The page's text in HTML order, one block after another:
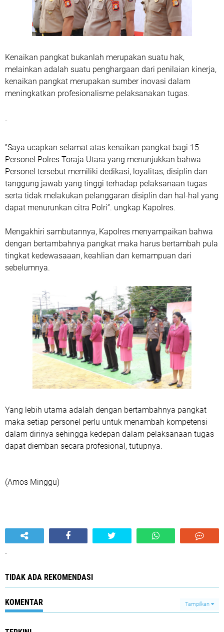
Kenaikan pangkat bukanlah merupakan suatu hak,
melainkan adalah suatu penghargaan dari penilaian kinerja,
kenaikan pangkat merupakan sumber inovasi dalam
meningkatkan profesionalisme pelaksanakan tugas.
-
”Saya ucapkan selamat atas kenaikan pangkat bagi 15
Personel Polres Toraja Utara yang menunjukkan bahwa
Personel tersebut memiliki dedikasi, loyalitas, disiplin dan
tanggung jawab yang tinggi terhadap pelaksanaan tugas
serta tidak melakukan pelanggaran disiplin dan hal-hal yang
dapat menurunkan citra Polri”. ungkap Kapolres.
Mengakhiri sambutannya, Kapolres menyampaikan bahwa
dengan bertambahnya pangkat maka harus bertambah pula
tingkat kedewasaaan, keahlian dan kemampuan dari
sebelumnya.
Yang lebih utama adalah dengan bertambahnya pangkat
maka setiap personel perlu untuk menambah kompetensi
dalam dirinya sehingga kedepan dalam pelaksanaan tugas
dapat diemban secara profesional, tutupnya.
(Amos Minggu)
-
TIDAK ADA REKOMENDASI
KOMENTAR Tampilkan